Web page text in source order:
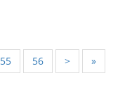
55 56 > »